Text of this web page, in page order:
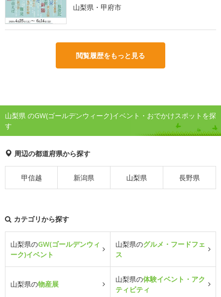
山梨県・甲府市
閲覧履歴をもっと見る
山梨県 のGW(ゴールデンウィーク)イベント・おでかけスポットを探
す
周辺の都道府県から探す
甲信越 新潟県 山梨県 長野県
カテゴリから探す
山梨県のGW(ゴールデンウィ
ーク)イベント
山梨県のグルメ・フードフェ
ス
山梨県の物産展
山梨県の体験イベント・アク
ティビティ